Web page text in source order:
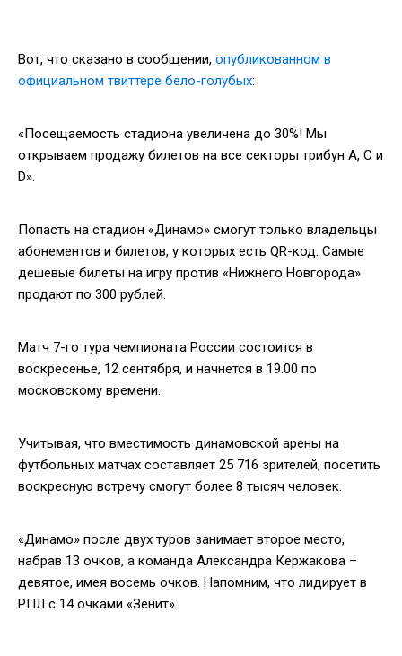
Вот, что сказано в сообщении, опубликованном в
официальном твиттере бело-голубых:
«Посещаемость стадиона увеличена до 30%! Мы
открываем продажу билетов на все секторы трибун A, C и
D».
Попасть на стадион «Динамо» смогут только владельцы
абонементов и билетов, у которых есть QR-код. Самые
дешевые билеты на игру против «Нижнего Новгорода»
продают по 300 рублей.
Матч 7-го тура чемпионата России состоится в
воскресенье, 12 сентября, и начнется в 19.00 по
московскому времени.
Учитывая, что вместимость динамовской арены на
футбольных матчах составляет 25 716 зрителей, посетить
воскресную встречу смогут более 8 тысяч человек.
«Динамо» после двух туров занимает второе место,
набрав 13 очков, а команда Александра Кержакова –
девятое, имея восемь очков. Напомним, что лидирует в
РПЛ с 14 очками «Зенит».